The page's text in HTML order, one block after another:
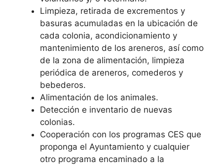
Limpieza, retirada de excrementos y
basuras acumuladas en la ubicación de
cada colonia, acondicionamiento y
mantenimiento de los areneros, así como
de la zona de alimentación, limpieza
periódica de areneros, comederos y
bebederos.
Alimentación de los animales.
Detección e inventario de nuevas
colonias.
Cooperación con los programas CES que
proponga el Ayuntamiento y cualquier
otro programa encaminado a la